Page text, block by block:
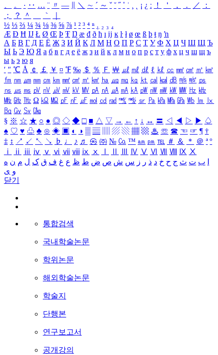
、
。 · ‥ … ¨ 〃 ― ＼ ∼ ´ ～ ˇ ˘ ˝ ˚ ˙ ¸ ¡ ¿ ː ！ ＇ ， ． ／
：
；
？ ＾ ｀
½ ⅓ ⅔ ¼ ¾ ⅛ ⅜ ⅝ ⅞ ¹ ² ³ ⁴ ⁿ ₁ ₂ ₃ ₄
Æ Ð Ħ Ĳ Ł Ø Œ Þ Ŧ Ŋ æ đ ð ħ ı ĳ ĸ ŀ ł ø œ ß þ ŧ ŋ ŉ
А Б В Г Д Е Ё Ж З И Й К Л М Н О П Р С Т У Ф Х Ц Ч Ш Щ Ъ
Ы Ь Э Ю Я а б в г д е ё ж з и й к л м н о п р с т у ф х ц ч ш щ ъ
ы ь э ю я
′ ″ ℃ Å ￠ ￡ ￥ ¤ ℉ ‰ ＄ ％ Ｆ ￦ ㎕ ㎖ ㎗ ℓ ㎘ ㏄ ㎣ ㎤ ㎥ ㎦
㎙ ㎚ ㎛ ㎜ ㎝ ㎞ ㎟ ㎠ ㎡ ㎢ ㏊ ㎍ ㎎ ㎏ ㏏ ㎈ ㎉ ㏈ ㎧ ㎨ ㎰
㎱ ㎲ ㎳ ㎴ ㎵ ㎶ ㎷ ㎸ ㎹ ㎀ ㎁ ㎂ ㎃ ㎄ ㎺ ㎻ ㎽ ㎾ ㎿ ㎐ ㎑
㎒ ㎓ ㎔ Ω ㏀ ㏁ ㎊ ㎋ ㎌ ㏖ ㏅ ㎭ ㎮ ㎯ ㏛ ㎩ ㎪ ㎫ ㎬ ㏝ ㏐
㏓
㏃ ㏉ ㏜ ㏆
§ ※ ☆ ★ ○ ● ◎ ◇ ◆ □ ■ △ ▽ → ← ↑ ↓ ↔ 〓 ◁ ◀ ▷ ▶ ♤
♠ ♡ ♥ ♧ ♣ ⊙ ◈ ▣ ◐ ◑ ▒ ▤ ▨ ▧ ▦ ▩ ♨ ☏ ☎ ☜ ☞ ¶ †
‡ ↕ ↗ ↙ ↖ ↘ ♭ ♩ ♪ ♬ ㉿ ㈜ № ㏇ ™ ㏂ ㏘ ℡ ＃ ＆ ＊ ＠ ª º
ⅰ
ⅱ ⅲ ⅳ ⅴ ⅵ ⅶ ⅷ ⅸ ⅹ Ⅳ Ⅴ Ⅵ Ⅶ Ⅷ Ⅸ Ⅹ
ب ت ث ج ح خ د ذ ر ز س ش ص ض ط ظ ع غ ف ق ک ل م ن ه
و ی
닫기
통합검색
국내학술논문
학위논문
해외학술논문
학술지
단행본
연구보고서
공개강의